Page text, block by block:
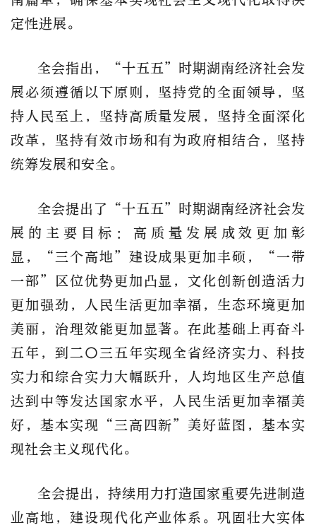
定性进展。
全会指出，“十五五”时期湖南经济社会发
展必须遵循以下原则，坚持党的全面领导，坚
持人民至上，坚持高质量发展，坚持全面深化
改革，坚持有效市场和有为政府相结合，坚持
统筹发展和安全。
全会提出了“十五五”时期湖南经济社会发
展的主要目标：高质量发展成效更加彰
显，“三个高地”建设成果更加丰硕，“一带
一部”区位优势更加凸显，文化创新创造活力
更加强劲，人民生活更加幸福，生态环境更加
美丽，治理效能更加显著。在此基础上再奋斗
五年，到二〇三五年实现全省经济实力、科技
实力和综合实力大幅跃升，人均地区生产总值
达到中等发达国家水平，人民生活更加幸福美
好，基本实现“三高四新”美好蓝图，基本实
现社会主义现代化。
全会提出，持续用力打造国家重要先进制造
业高地，建设现代化产业体系。巩固壮大实体